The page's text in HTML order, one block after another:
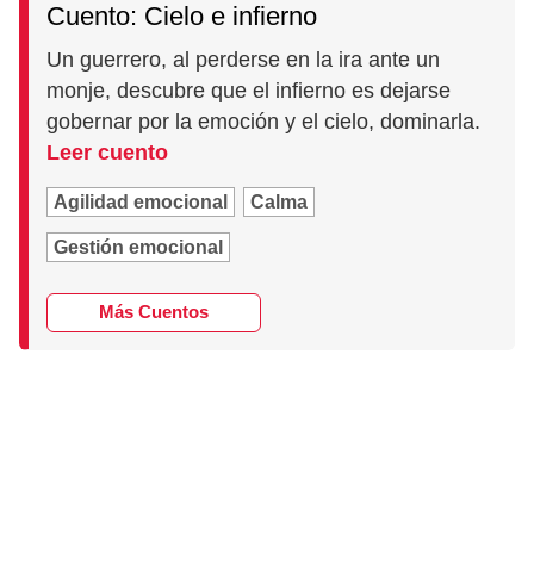
Cuento: Cielo e infierno
Un guerrero, al perderse en la ira ante un
monje, descubre que el infierno es dejarse
gobernar por la emoción y el cielo, dominarla.
Leer cuento
Agilidad emocional Calma
Gestión emocional
Más Cuentos